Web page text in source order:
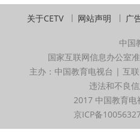
关于CETV 网站声明 广
中国
国家互联网信息办公室
主办：中国教育电视台 | 互
违法和不良
2017 中国教育
京ICP备